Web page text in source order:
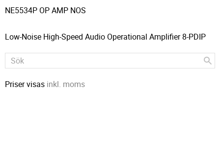
NE5534P OP AMP NOS
Low-Noise High-Speed Audio Operational Amplifier 8-PDIP
Priser visas inkl. moms